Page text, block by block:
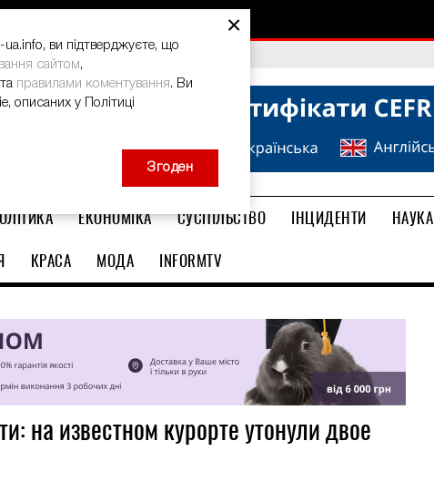
Teacher Prize-2026
ЕКОНОМІКА СУСПІЛЬСТВО ІНЦИДЕНТИ НАУКА
КРАСА МОДА INFORMTV
на известном курорте утонули двое
×
ви підтверджуєте, що
сайтом,
та правилами коментування. Ви
описаних у Політиці
Згоден